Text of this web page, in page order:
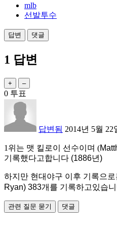
mlb
선발투수
1 답변
0 투표
답변됨 2014년 5월 22
1위는 맷 킬로이 선수이며 (
기록했다고합니다 (1886년)
하지만 현대야구 이후 기록으
Ryan) 383개를 기록하고있습